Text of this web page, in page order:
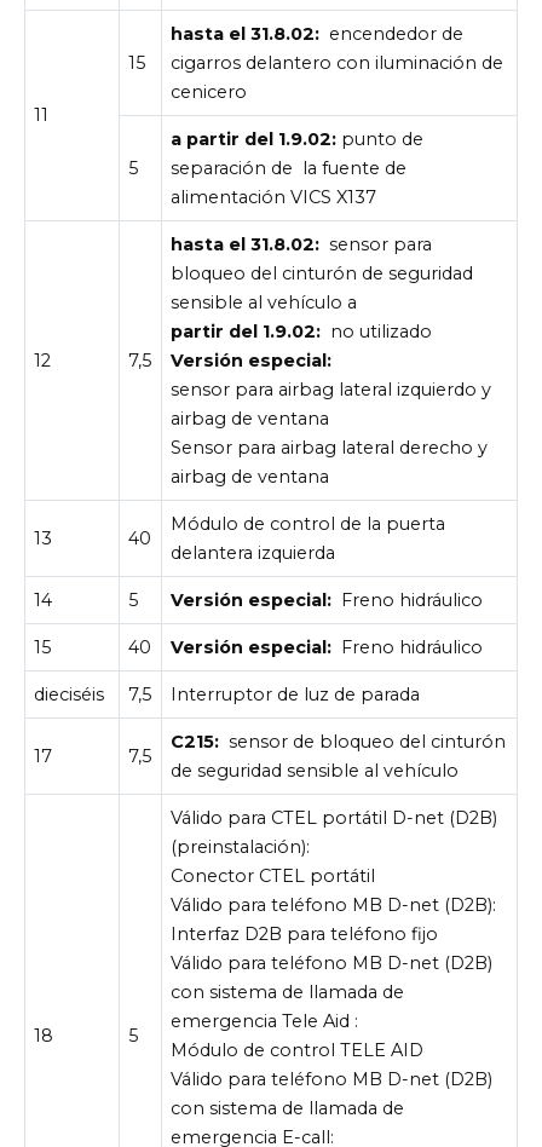
11
15
hasta el 31.8.02: encendedor de
cigarros delantero con iluminación de
cenicero
5
a partir del 1.9.02: punto de
separación de la fuente de
alimentación VICS X137
12 7,5
hasta el 31.8.02: sensor para
bloqueo del cinturón de seguridad
sensible al vehículo a
partir del 1.9.02: no utilizado
Versión especial:
sensor para airbag lateral izquierdo y
airbag de ventana
Sensor para airbag lateral derecho y
airbag de ventana
13 40
Módulo de control de la puerta
delantera izquierda
14 5 Versión especial: Freno hidráulico
15 40 Versión especial: Freno hidráulico
dieciséis 7,5 Interruptor de luz de parada
17 7,5
C215: sensor de bloqueo del cinturón
de seguridad sensible al vehículo
18 5
Válido para CTEL portátil D-net (D2B)
(preinstalación):
Conector CTEL portátil
Válido para teléfono MB D-net (D2B):
Interfaz D2B para teléfono fijo
Válido para teléfono MB D-net (D2B)
con sistema de llamada de
emergencia Tele Aid :
Módulo de control TELE AID
Válido para teléfono MB D-net (D2B)
con sistema de llamada de
emergencia E-call: